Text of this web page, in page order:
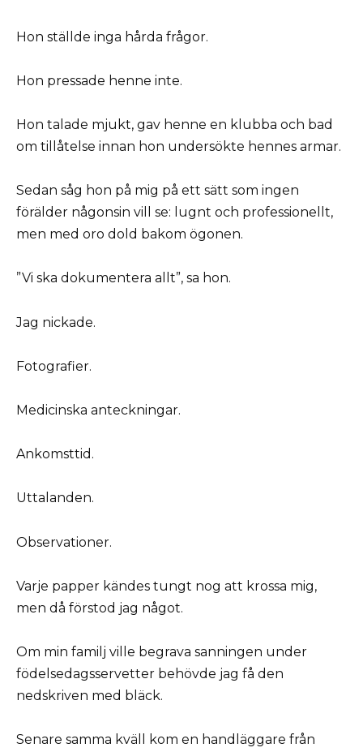
Hon ställde inga hårda frågor.
Hon pressade henne inte.
Hon talade mjukt, gav henne en klubba och bad
om tillåtelse innan hon undersökte hennes armar.
Sedan såg hon på mig på ett sätt som ingen
förälder någonsin vill se: lugnt och professionellt,
men med oro dold bakom ögonen.
”Vi ska dokumentera allt”, sa hon.
Jag nickade.
Fotografier.
Medicinska anteckningar.
Ankomsttid.
Uttalanden.
Observationer.
Varje papper kändes tungt nog att krossa mig,
men då förstod jag något.
Om min familj ville begrava sanningen under
födelsedagsservetter behövde jag få den
nedskriven med bläck.
Senare samma kväll kom en handläggare från